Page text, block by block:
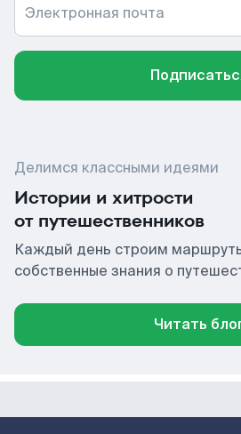
Электронная почта
Делимся классными идеями
Истории и хитрости
от путешественников
Каждый день строим
собственные знания о
Читать